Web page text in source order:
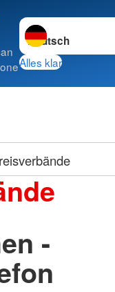
Sprache wechseln
Alles klar
-